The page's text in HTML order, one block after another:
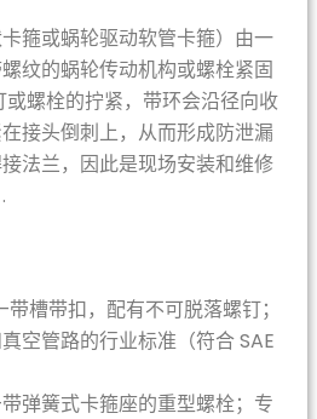
箍或蜗轮驱动软管卡箍）由一
纹的蜗轮传动机构或螺栓紧固
螺栓的拧紧，带环会沿径向收
接头倒刺上，从而形成防泄漏
法兰，因此是现场安装和维修
槽带扣，配有不可脱落螺钉；
空管路的行业标准（符合 SAE
弹簧式卡箍座的重型螺栓；专